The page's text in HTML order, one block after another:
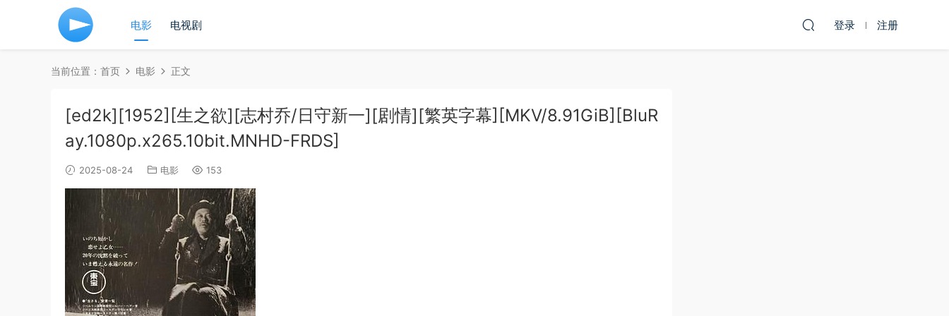
电影 电视剧 登录 注册
当前位置： 首页 电影 正文
[ed2k][1952][生之欲][志村乔/日守新一][剧情][繁英字幕][MKV/8.91GiB][BluR
ay.1080p.x265.10bit.MNHD-FRDS]
2025-08-24 电影 153